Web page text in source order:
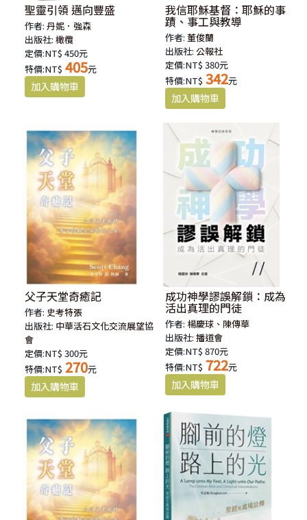
聖靈引領 邁向豐盛
作者:丹妮．強森
出版社:橄欖
定價:NT$ 450元
特價:NT$ 405元
我信耶穌基督：耶穌的事
蹟、事工與教導
作者:董俊蘭
出版社:公報社
定價:NT$ 380元
特價:NT$ 342元
父子天堂奇癒記
作者: 史考特張
出版社: 中華活石文化交流展望協
會
定價:NT$ 300元
特價:NT$ 270元
成功神學謬誤解鎖：成為
活出真理的門徒
作者: 楊慶球、陳傳華
出版社:播道會
定價:NT$ 870元
特價:NT$ 722元